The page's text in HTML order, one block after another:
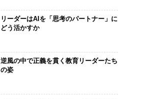
リーダーはAIを「思考のパートナー」に
どう活かすか
逆風の中で正義を貫く教育リーダーたち
の姿